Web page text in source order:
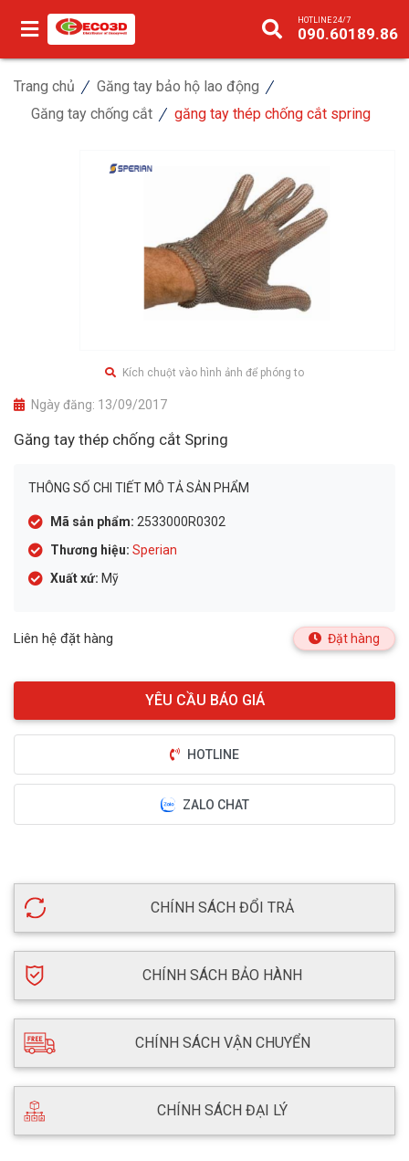
HOTLINE 24/7
090.60189.86
Trang chủ
Găng tay bảo hộ lao động
Găng tay chống cắt
găng tay thép chống cắt spring
Kích chuột vào hình ảnh để phóng to
Ngày đăng: 13/09/2017
Găng tay thép chống cắt Spring
THÔNG SỐ CHI TIẾT MÔ TẢ SẢN PHẨM
Mã sản phẩm: 2533000R0302
Thương hiệu: Sperian
Xuất xứ: Mỹ
Liên hệ đặt hàng Đặt hàng
HOTLINE
ZALO CHAT
CHÍNH SÁCH ĐỔI TRẢ
CHÍNH SÁCH BẢO HÀNH
CHÍNH SÁCH VẬN CHUYỂN
CHÍNH SÁCH ĐẠI LÝ